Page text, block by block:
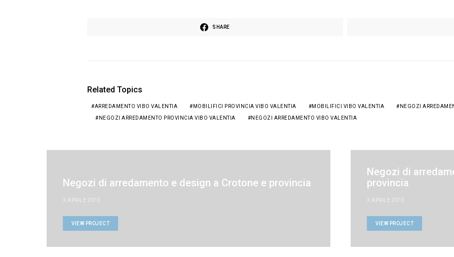
SHARE
Related Topics
ARREDAMENTO VIBO VALENTIA MOBILIFICI PROVINCIA VIBO VALENTIA MOBILIFICI VIBO VALENTIA NEGOZI
NEGOZI ARREDAMENTO PROVINCIA VIBO VALENTIA NEGOZI ARREDAMENTO VIBO VALENTIA
Negozi di arredamento e design a Crotone e provincia
3 APRILE 2013
VIEW PROJECT
Negozi di
provincia
3 APRILE 2013
VIEW PROJECT